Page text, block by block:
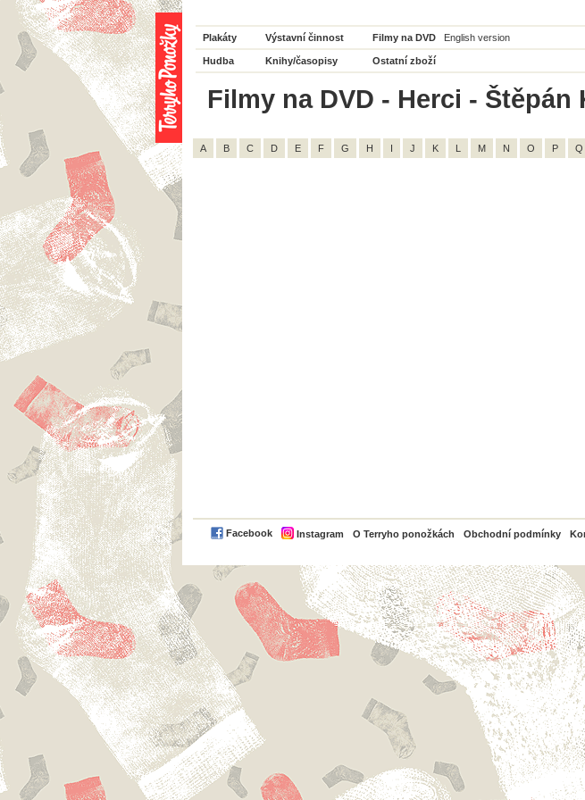
Plakáty Výstavní činnost Filmy na DVD English version
Hudba Knihy/časopisy Ostatní zboží
Filmy na DVD - Herci -
A B C D E F G H I J K L M N O P Q
Facebook Instagram O Terryho ponožkách Obchodní podmínky
PayPal